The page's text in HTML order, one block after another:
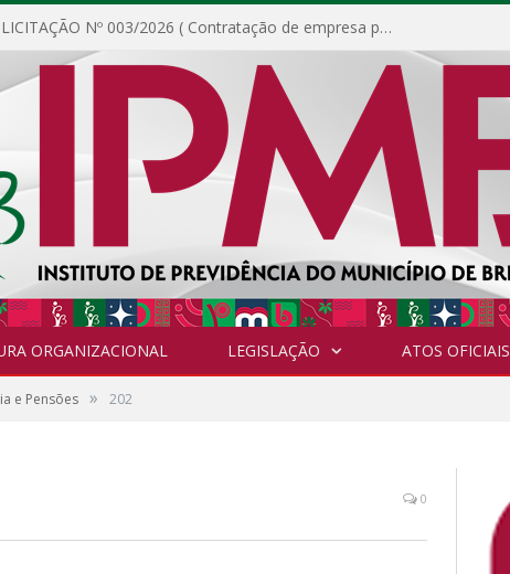
DISPENSA DE LICITAÇÃO Nº 003/2026 ( Contratação de empresa para fornecimento de gêneros alimentícios não perecíveis, materiais de expediente, descartáveis, copa e cozinha, para análise e posterior publicação.)
ORGANIZACIONAL LEGISLAÇÃO ATOS OFICIAIS
e Pensões » 202
0